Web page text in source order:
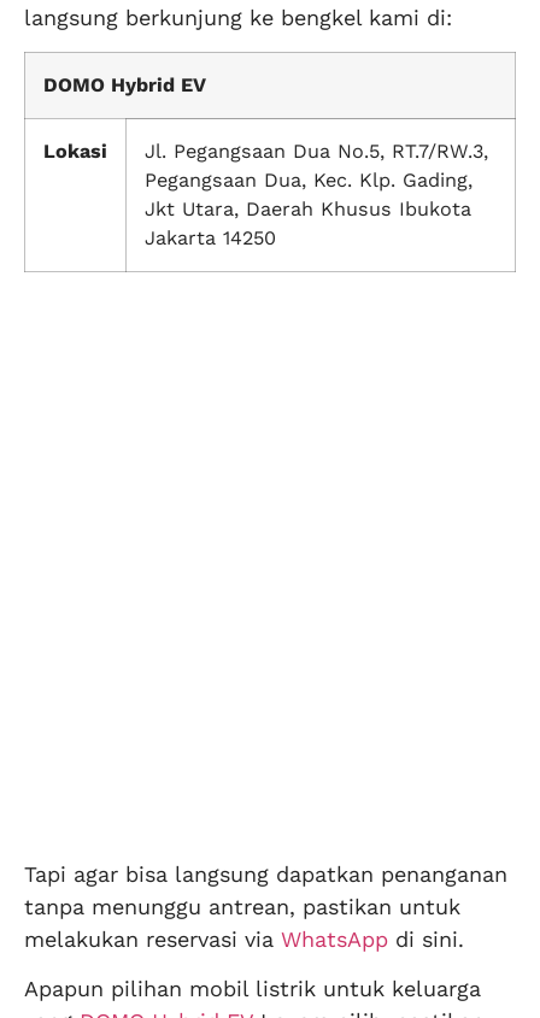
langsung berkunjung ke bengkel kami di:
DOMO Hybrid EV
Lokasi
Jl. Pegangsaan Dua No.5, RT.7/RW.3,
Pegangsaan Dua, Kec. Klp. Gading,
Jkt Utara, Daerah Khusus Ibukota
Jakarta 14250
Tapi agar bisa langsung dapatkan penanganan
tanpa menunggu antrean, pastikan untuk
melakukan reservasi via WhatsApp di sini.
Apapun pilihan mobil listrik untuk keluarga